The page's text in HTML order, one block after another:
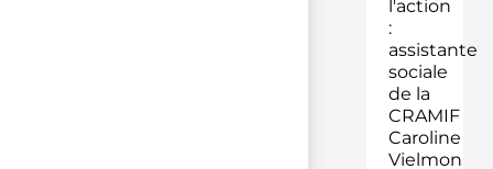
l'action
:
assistante
sociale
de la
CRAMIF
Caroline
Vielmon